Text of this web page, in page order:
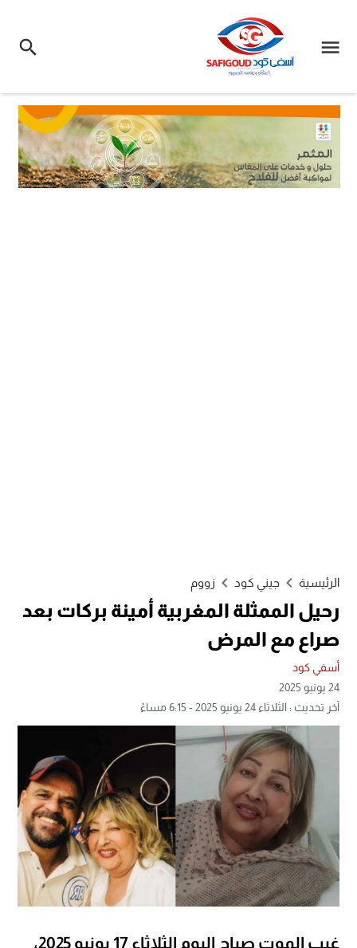
الرئيسية جيني كود زووم
رحيل الممثلة المغربية أمينة بركات بعد
صراع مع المرض
أسفي كود
24 يونيو 2025
آخر تحديث : الثلاثاء 24 يونيو 2025 - 6:15 مساءً
غيب الموت صباح اليوم الثلاثاء 17 يونيو 2025،